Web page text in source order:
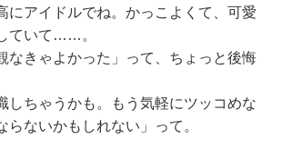
アイドルでね。かっこよくて、可愛
ていて……。
きゃよかった」って、ちょっと後悔
しちゃうかも。もう気軽にツッコめな
らないかもしれない」って。